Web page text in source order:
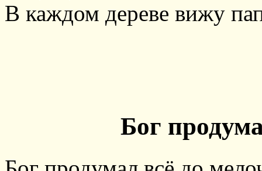
В каждом дереве вижу
Бог